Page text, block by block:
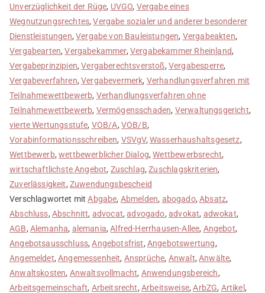
Unverzüglichkeit der Rüge, UVGO, Vergabe eines
Wegnutzungsrechtes,Vergabe sozialer und anderer besonderer
Dienstleistungen,Vergabe von Bauleistungen, Vergabeakten,
Vergabearten,Vergabekammer, Vergabekammer Rheinland,
Vergabeprinzipien,Vergaberechtsverstoß, Vergabesperre,
Vergabeverfahren,Vergabevermerk, Verhandlungsverfahren mit
Teilnahmewettbewerb, Verhandlungsverfahren ohne
Teilnahmewettbewerb, Vermögensschaden, Verwaltungsgericht,
vierte Wertungsstufe, VOB/A, VOB/B,
Vorabinformationsschreiben, VSVgV, Wasserhaushaltsgesetz,
Wettbewerb,wettbewerblicher Dialog,Wettbewerbsrecht,
wirtschaftlichste Angebot, Zuschlag,Zuschlagskriterien,
Zuverlässigkeit, Zuwendungsbescheid
Verschlagwortet mitAbgabe, Abmelden, abogado,Absatz,
Abschluss, Abschnitt, advocat,advogado,advokat, adwokat,
AGB, Alemanha, alemania,Alfred-Herrhausen-Allee, Angebot,
Angebotsausschluss,Angebotsfrist, Angebotswertung,
Angemeldet,Angemessenheit, Ansprüche, Anwalt,Anwälte,
Anwaltskosten, Anwaltsvollmacht, Anwendungsbereich,
Arbeitsgemeinschaft, Arbeitsrecht, Arbeitsweise,ArbZG, Artikel ,